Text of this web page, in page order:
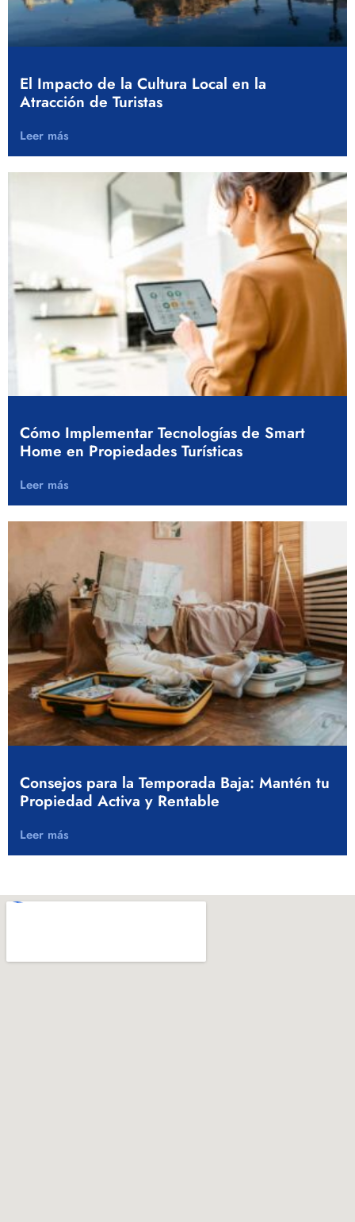
El Impacto de la Cultura Local en la
Atracción de Turistas
Leer más
Cómo Implementar Tecnologías de Smart
Home en Propiedades Turísticas
Leer más
Consejos para la Temporada Baja: Mantén tu
Propiedad Activa y Rentable
Leer más